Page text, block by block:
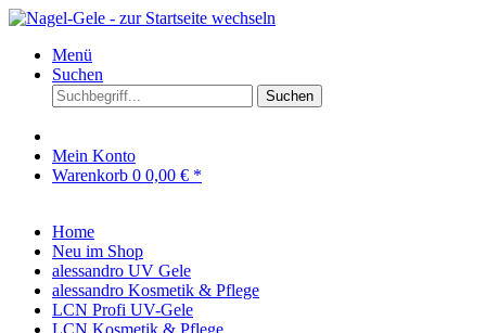
Menü
Suchen
Suchen
Mein Konto
Warenkorb 0 0,00 € *
Home
Neu im Shop
alessandro UV Gele
alessandro Kosmetik & Pflege
LCN Profi UV-Gele
LCN Kosmetik & Pflege